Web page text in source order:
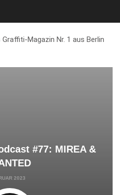
#77: MIREA &
2023